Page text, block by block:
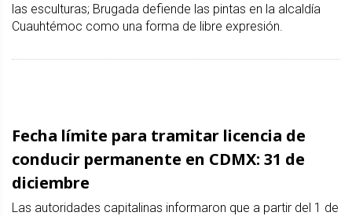
las esculturas; Brugada defiende las pintas en la alcaldía
Cuauhtémoc como una forma de libre expresión.
Fecha límite para tramitar licencia de
conducir permanente en CDMX: 31 de
diciembre
Las autoridades capitalinas informaron que a partir del 1 de